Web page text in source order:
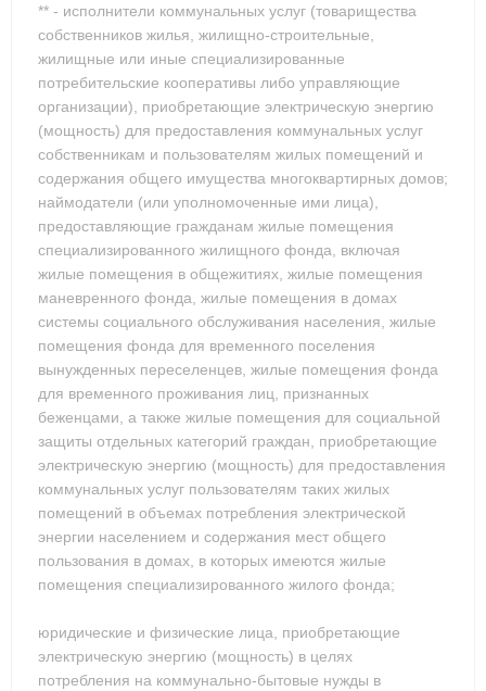
** - исполнители коммунальных услуг (товарищества
собственников жилья, жилищно-строительные,
жилищные или иные специализированные
потребительские кооперативы либо управляющие
организации), приобретающие электрическую энергию
(мощность) для предоставления коммунальных услуг
собственникам и пользователям жилых помещений и
содержания общего имущества многоквартирных домов;
наймодатели (или уполномоченные ими лица),
предоставляющие гражданам жилые помещения
специализированного жилищного фонда, включая
жилые помещения в общежитиях, жилые помещения
маневренного фонда, жилые помещения в домах
системы социального обслуживания населения, жилые
помещения фонда для временного поселения
вынужденных переселенцев, жилые помещения фонда
для временного проживания лиц, признанных
беженцами, а также жилые помещения для социальной
защиты отдельных категорий граждан, приобретающие
электрическую энергию (мощность) для предоставления
коммунальных услуг пользователям таких жилых
помещений в объемах потребления электрической
энергии населением и содержания мест общего
пользования в домах, в которых имеются жилые
помещения специализированного жилого фонда;
юридические и физические лица, приобретающие
электрическую энергию (мощность) в целях
потребления на коммунально-бытовые нужды в